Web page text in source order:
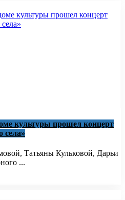
культуры прошел концерт
села»
Татьяны Кульковой, Дарьи
...